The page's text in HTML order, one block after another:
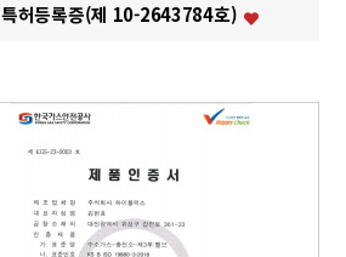
특허등록증(제 10-2643784호)